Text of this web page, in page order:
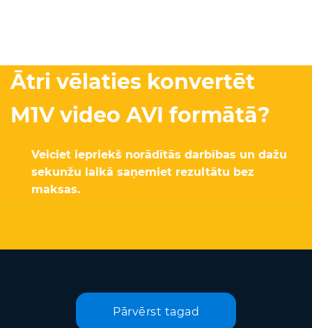
Ātri vēlaties konvertēt
M1V video AVI formātā?
Veiciet iepriekš norādītās darbības un dažu
sekunžu laikā saņemiet rezultātu bez
maksas.
Pārvērst tagad